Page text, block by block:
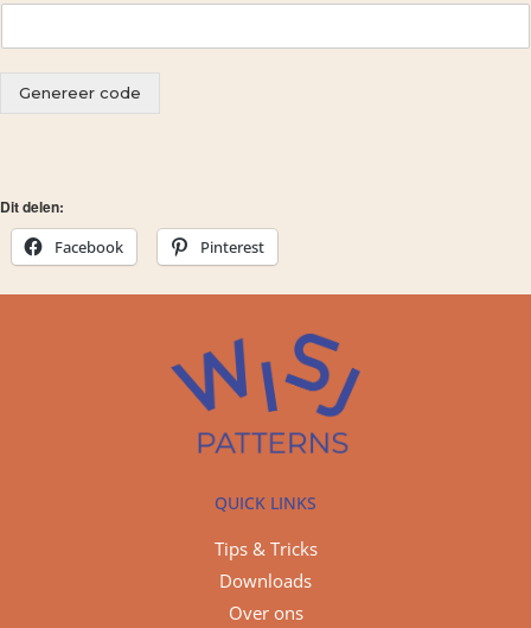
Genereer code
Dit delen:
Facebook
Pinterest
QUICK LINKS
Tips & Tricks
Downloads
Over ons